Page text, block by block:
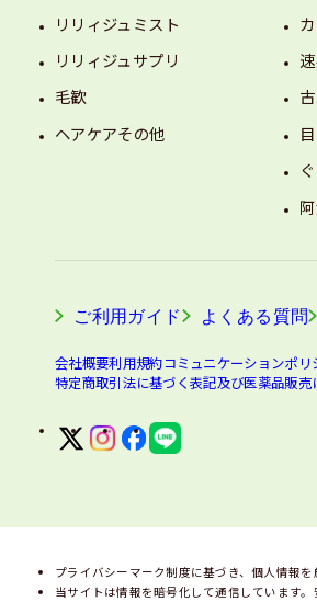
リリィジュミスト
リリィジュサプリ
毛歓
ヘアケアその他
ご利用ガイド よくある質問
会社概要利用規約コミュニケーションポリ
特定商取引法に基づく表記及び医薬品販売
プライバシーマーク制度に基づき、個人情報を
当サイトは情報を暗号化して通信しています。